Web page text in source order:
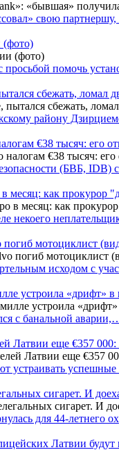
свою
(фото)
помочь
сбежать, ломал
району
€38 тысяч: его
(БВБ, IDB)
месяц: как прокурор
некоего
мотоциклист
исходом с
устроила «дрифт» в
с банальной
Латвии еще €357 000:
устраивать
сигарет. И
для 44-летнего
Латвии будут